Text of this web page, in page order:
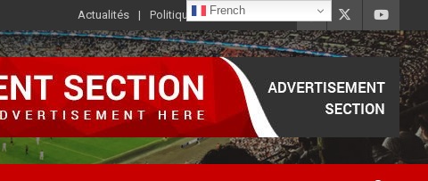
Actualités Politique de Confidentialité
French